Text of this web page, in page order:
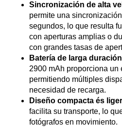
Sincronización de alta
permite una
segundos, lo que resulta
con aperturas amplias o
con grandes tasas de
Batería de larga
2900 mAh proporciona un
permitiendo múltiples
necesidad de recarga.
Diseño compacta és
facilita su transporte, lo
fotógrafos en movimiento.